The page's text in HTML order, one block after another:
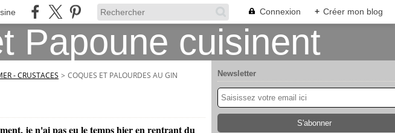
Connexion + Créer mon blog
- CRUSTACES > COQUES ET PALOURDES AU GIN
je n'ai pas eu le temps hier en rentrant du
Newsletter